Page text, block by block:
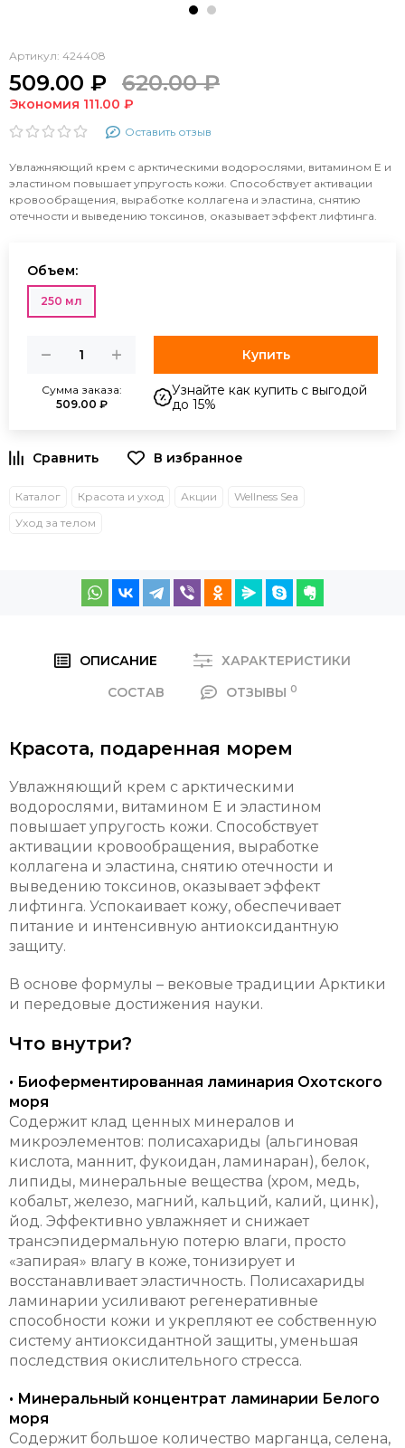
Артикул: 424408
509.00 ₽ 620.00 ₽
Экономия 111.00 ₽
Оставить отзыв
Увлажняющий крем с арктическими водорослями, витамином Е и
эластином повышает упругость кожи. Способствует активации
кровообращения, выработке коллагена и эластина, снятию
отечности и выведению токсинов, оказывает эффект лифтинга.
Объем:
250 мл
Сумма заказа:
509.00 ₽
Купить
Узнайте как купить с выгодой
до 15%
Каталог Красота и уход Акции
Wellness Sea
Уход за телом
ОПИСАНИЕ
ХАРАКТЕРИСТИКИ
СОСТАВ
ОТЗЫВЫ 0
Красота, подаренная морем
Увлажняющий крем с арктическими
водорослями, витамином Е и эластином
повышает упругость кожи. Способствует
активации кровообращения, выработке
коллагена и эластина, снятию отечности и
выведению токсинов, оказывает эффект
лифтинга. Успокаивает кожу, обеспечивает
питание и интенсивную антиоксидантную
защиту.
В основе формулы – вековые традиции Арктики
и передовые достижения науки.
Что внутри?
• Биоферментированная ламинария Охотского
моря
Содержит клад ценных минералов и
микроэлементов: полисахариды (альгиновая
кислота, маннит, фукоидан, ламинаран), белок,
липиды, минеральные вещества (хром, медь,
кобальт, железо, магний, кальций, калий, цинк),
йод. Эффективно увлажняет и снижает
трансэпидермальную потерю влаги, просто
«запирая» влагу в коже, тонизирует и
восстанавливает эластичность. Полисахариды
ламинарии усиливают регенеративные
способности кожи и укрепляют ее собственную
систему антиоксидантной защиты, уменьшая
последствия окислительного стресса.
• Минеральный концентрат ламинарии Белого
моря
Содержит большое количество марганца, селена,